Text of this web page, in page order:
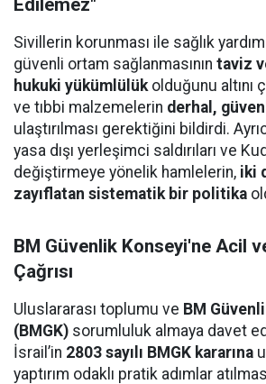
Sivillerin korunması ile sağlık
güvenli ortam sağlanmasının taviz
hukuki yükümlülük olduğunu altını
ve tıbbi malzemelerin derhal,
ulaştırılması gerektiğini bildirdi.
yasa dışı yerleşimci saldırıları ve
değiştirmeye yönelik hamlelerin, iki
zayıflatan sistematik bir politika
BM Güvenlik Konseyi'ne Acil
Çağrısı
Uluslararası toplumu ve BM
(BMGK) sorumluluk almaya davet
İsrail’in 2803 sayılı BMGK kararına
yaptırım odaklı pratik adımlar